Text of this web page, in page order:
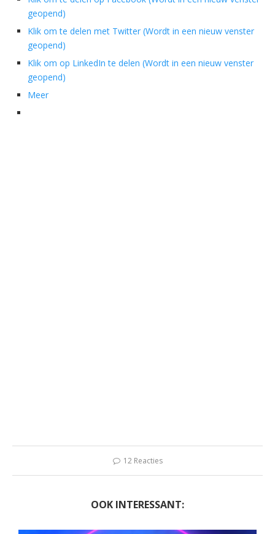
geopend)
Klik om te delen met Twitter (Wordt in een nieuw venster
geopend)
Klik om op LinkedIn te delen (Wordt in een nieuw venster
geopend)
Meer
12 Reacties
OOK INTERESSANT: